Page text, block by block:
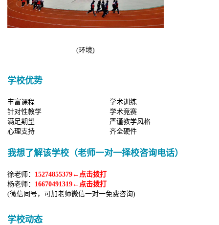
(环境)
学校优势
丰富课程
学术训练
针对性教学
学术竞赛
满足期望
严谨教学风格
心理支持
齐全硬件
我想了解该学校（老师一对一择校咨询电话）
徐老师： 15274855379←点击拨打
杨老师： 16670491319←点击拨打
(微信同号，可加老师微信一对一免费咨询)
学校动态